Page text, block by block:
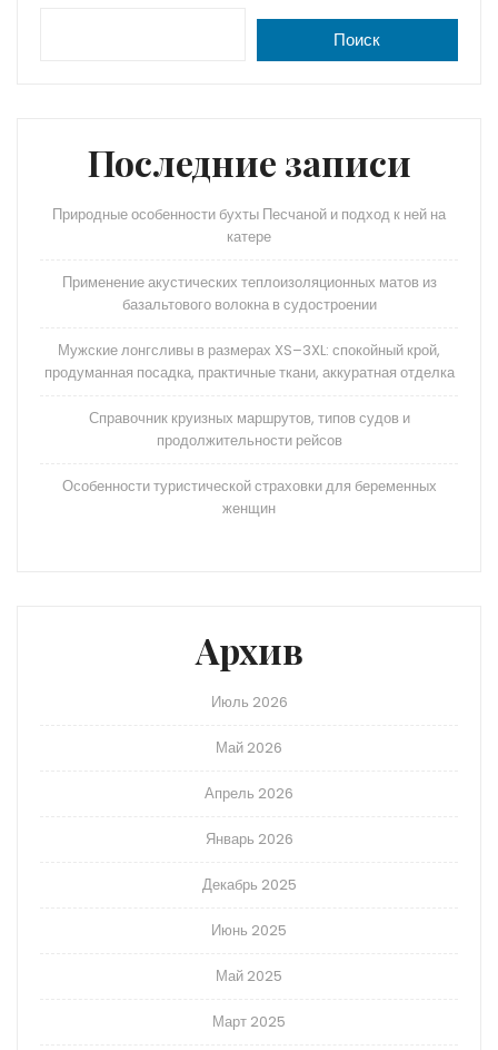
s
ni
Поиск
Последние записи
Природные особенности бухты Песчаной и подход к ней на
катере
Применение акустических теплоизоляционных матов из
базальтового волокна в судостроении
Мужские лонгсливы в размерах XS–3XL: спокойный крой,
продуманная посадка, практичные ткани, аккуратная отделка
Справочник круизных маршрутов, типов судов и
продолжительности рейсов
Особенности туристической страховки для беременных
женщин
Архив
Июль 2026
Май 2026
Апрель 2026
Январь 2026
Декабрь 2025
Июнь 2025
Май 2025
Март 2025